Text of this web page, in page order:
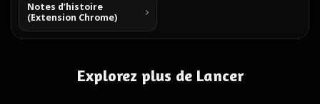
Notes d’histoire
(Extension Chrome)
Explorez plus de Lancer